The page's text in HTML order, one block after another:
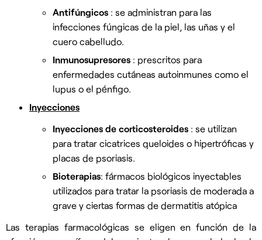
Antifúngicos : se administran para las
infecciones fúngicas de la piel, las uñas y el
cuero cabelludo.
Inmunosupresores : prescritos para
enfermedades cutáneas autoinmunes como el
lupus o el pénfigo.
Inyecciones
Inyecciones de corticosteroides : se utilizan
para tratar cicatrices queloides o hipertróficas y
placas de psoriasis.
Bioterapias: fármacos biológicos inyectables
utilizados para tratar la psoriasis de moderada a
grave y ciertas formas de dermatitis atópica
Las terapias farmacológicas se eligen en función de la